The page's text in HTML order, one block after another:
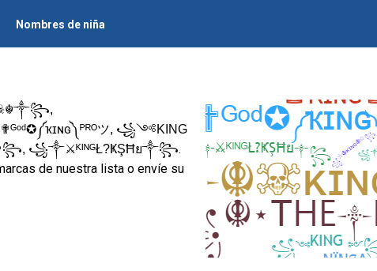
Nombres de niña
ツ, ꧁༺KING
꧁༒⚔ᴷᴵᴺᴳŁ?ҜŞĦย༒꧂.
de nuestra lista o envíe su